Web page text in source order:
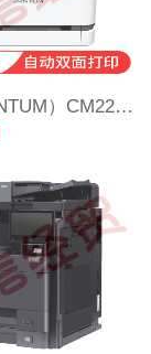
奔图（PANTUM）CM2200FDW 彩色激光打印机办公 无线WiFi连接 复印扫描传真一体机